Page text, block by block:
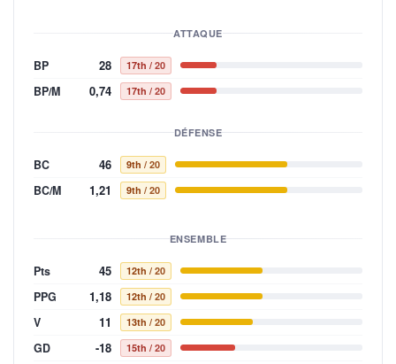
ATTAQUE
BP 28 17th / 20
BP/M 0,74 17th / 20
DÉFENSE
BC 46 9th / 20
BC/M 1,21 9th / 20
ENSEMBLE
Pts 45 12th / 20
PPG 1,18 12th / 20
V 11 13th / 20
GD -18 15th / 20